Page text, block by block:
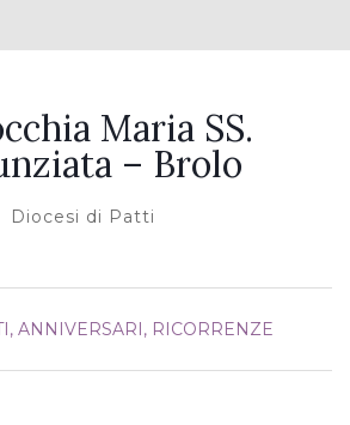
Maria SS.
– Brolo
Diocesi di Patti
ANNIVERSARI, RICORRENZE